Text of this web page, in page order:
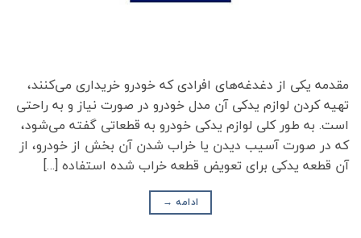
مقدمه یکی از دغدغه‌های افرادی که خودرو خریداری می‌کنند،
تهیه کردن لوازم یدکی آن مدل خودرو در صورت نیاز و به راحتی
است. به طور کلی لوازم یدکی خودرو به قطعاتی گفته می‌شود،
که در صورت آسیب دیدن یا خراب شدن آن بخش از خودرو، از
آن قطعه یدکی برای تعویض قطعه خراب شده استفاده […]
ادامه →